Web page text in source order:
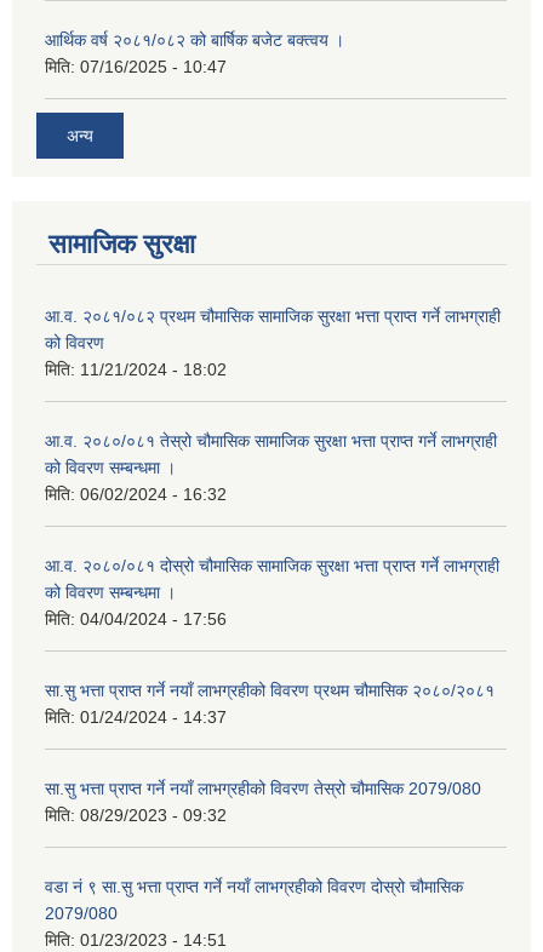
आर्थिक वर्ष २०८१/०८२ को बार्षिक बजेट बक्त्वय ।
मिति: 07/16/2025 - 10:47
अन्य
सामाजिक सुरक्षा
आ.व. २०८१/०८२ प्रथम चौमासिक सामाजिक सुरक्षा भत्ता प्राप्त गर्ने लाभग्राही
को विवरण
मिति: 11/21/2024 - 18:02
आ.व. २०८०/०८१ तेस्रो चौमासिक सामाजिक सुरक्षा भत्ता प्राप्त गर्ने लाभग्राही
को विवरण सम्बन्धमा ।
मिति: 06/02/2024 - 16:32
आ.व. २०८०/०८१ दोस्रो चौमासिक सामाजिक सुरक्षा भत्ता प्राप्त गर्ने लाभग्राही
को विवरण सम्बन्धमा ।
मिति: 04/04/2024 - 17:56
सा.सु भत्ता प्राप्त गर्ने नयाँ लाभग्रहीको विवरण प्रथम चौमासिक २०८०/२०८१
मिति: 01/24/2024 - 14:37
सा.सु भत्ता प्राप्त गर्ने नयाँ लाभग्रहीको विवरण तेस्रो चौमासिक 2079/080
मिति: 08/29/2023 - 09:32
वडा नं ९ सा.सु भत्ता प्राप्त गर्ने नयाँ लाभग्रहीको विवरण दोस्रो चौमासिक
2079/080
मिति: 01/23/2023 - 14:51